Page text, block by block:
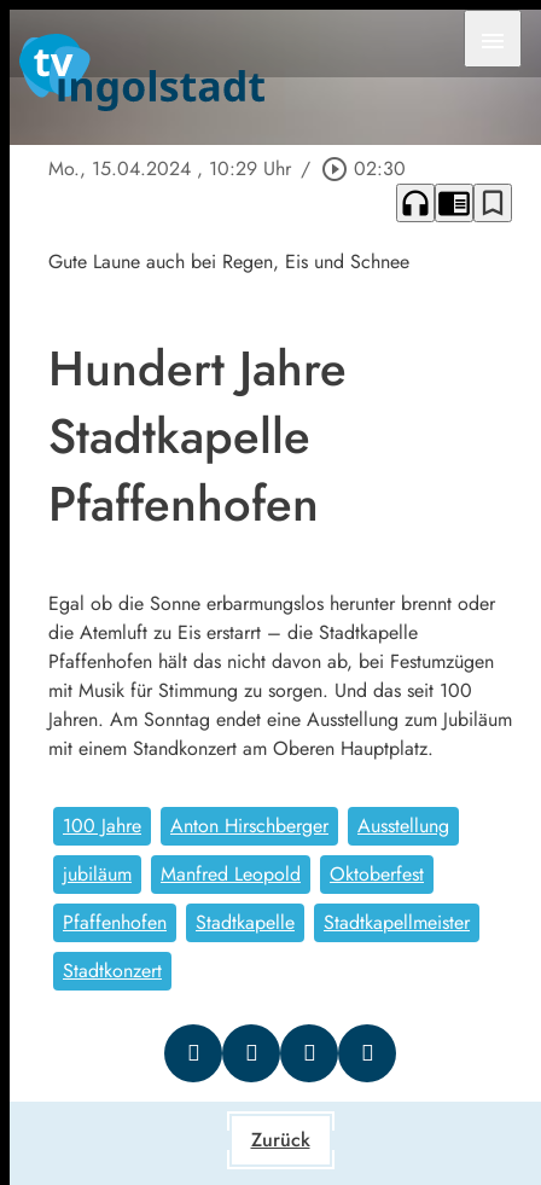
Mo., 15.04.2024 , 10:29 Uhr / play_circle_outline 02:30
headphones chrome_reader_mode bookmark_border
Gute Laune auch bei Regen, Eis und Schnee
Hundert Jahre
Stadtkapelle
Pfaffenhofen
Egal ob die Sonne erbarmungslos herunter brennt oder
die Atemluft zu Eis erstarrt – die Stadtkapelle
Pfaffenhofen hält das nicht davon ab, bei Festumzügen
mit Musik für Stimmung zu sorgen. Und das seit 100
Jahren. Am Sonntag endet eine Ausstellung zum Jubiläum
mit einem Standkonzert am Oberen Hauptplatz.
100 Jahre Anton Hirschberger
Ausstellung
jubiläum
Manfred Leopold
Oktoberfest
Pfaffenhofen
Stadtkapelle
Stadtkapellmeister
Stadtkonzert
Zurück